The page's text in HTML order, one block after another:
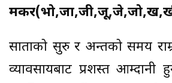
साताको सुरु र अन्तको समय
व्यावसायबाट प्रशस्त आम्दानी